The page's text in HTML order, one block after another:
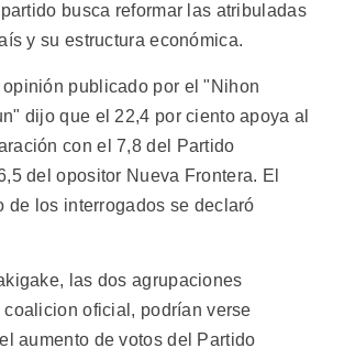
busca reformar las atribuladas
y su estructura económica.
publicado por el "Nihon
dijo que el 22,4 por ciento apoya al
con el 7,8 del Partido
del opositor Nueva Frontera. El
de los interrogados se declaró
las dos agrupaciones
coalicion oficial, podrían verse
aumento de votos del Partido